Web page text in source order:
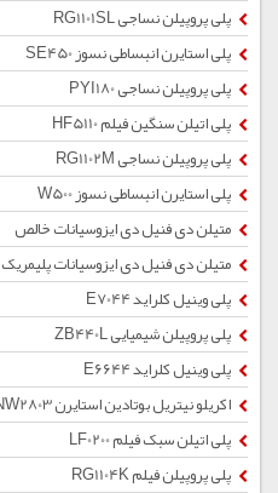
پلی پروپیلن نساجی RG1101SL
پلی استایرن انبساطی نسوز SE450
پلی پروپیلن نساجی PYI180
پلی اتیلن سنگین فیلم HF5110
پلی پروپیلن نساجی RG1102M
پلی استایرن انبساطی نسوز W500
متیلن دی فنیل دی ایزوسیانات خالص
متیلن دی فنیل دی ایزوسیانات پلیمریک
پلی وینیل کلراید E7044
پلی پروپیلن شیمیایی ZB440L
پلی وینیل کلراید E6644
اکریلو نیتریل بوتادین استایرن SV0157NW2803
پلی اتیلن سبک فیلم LF0200
پلی پروپیلن فیلم RG1104K